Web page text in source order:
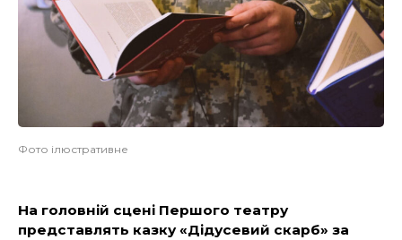
Фото ілюстративне
На головній сцені Першого театру
представлять казку «Дідусевий скарб» за